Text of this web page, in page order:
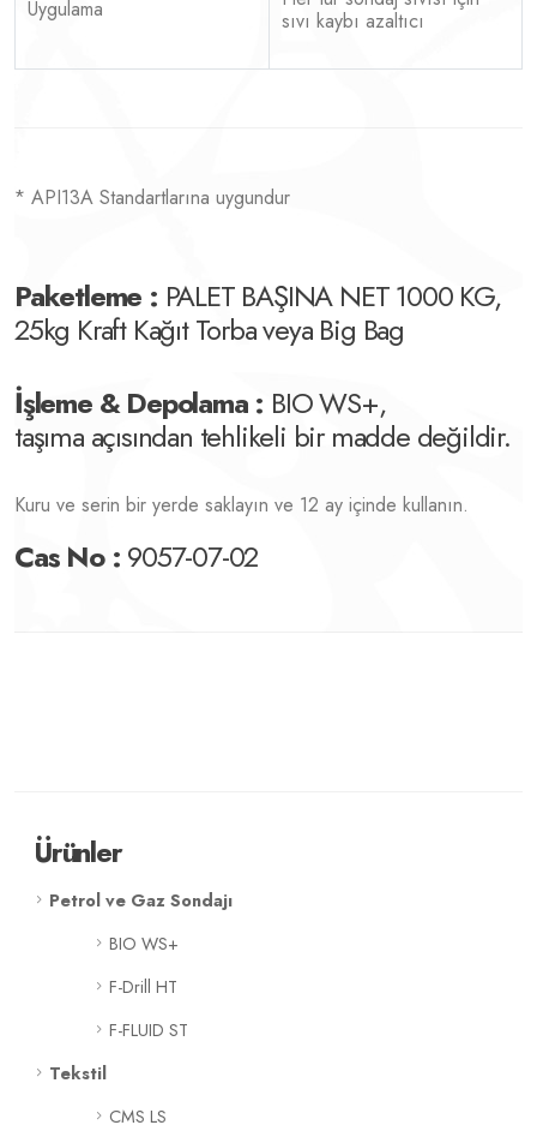
Uygulama
sıvı kaybı azaltıcı
* API13A Standartlarına uygundur
Paketleme : PALET BAŞINA NET 1000 KG,
25kg Kraft Kağıt Torba veya Big Bag
İşleme & Depolama : BIO WS+,
taşıma açısından tehlikeli bir madde değildir.
Kuru ve serin bir yerde saklayın ve 12 ay içinde kullanın.
Cas No : 9057-07-02
Ürünler
Petrol ve Gaz Sondajı
BIO WS+
F-Drill HT
F-FLUID ST
Tekstil
CMS LS